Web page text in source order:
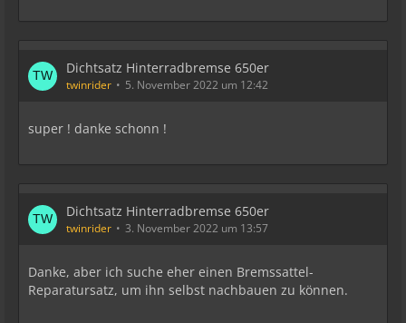
Dichtsatz Hinterradbremse 650er
twinrider 5. November 2022 um 12:42
super ! danke schonn !
Dichtsatz Hinterradbremse 650er
twinrider 3. November 2022 um 13:57
Danke, aber ich suche eher einen Bremssattel-
Reparatursatz, um ihn selbst nachbauen zu können.